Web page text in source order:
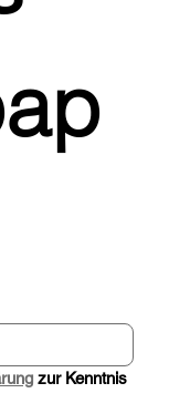
zur Kenntnis